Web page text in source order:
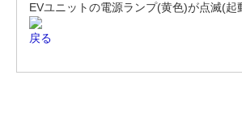
EVユニットの電源ランプ(黄色)が点滅(
戻る